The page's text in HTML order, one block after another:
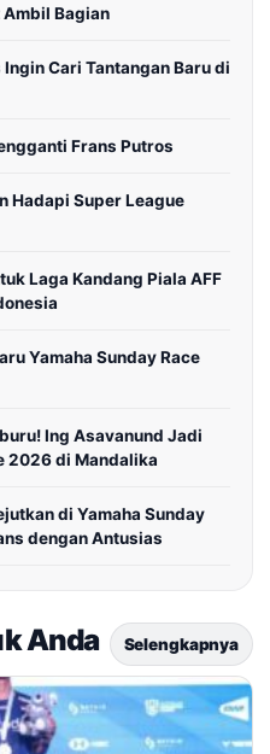
Bagian
Cari Tantangan Baru di
Frans Putros
Hadapi Super League
Laga Kandang Piala AFF
Yamaha Sunday Race
Ing Asavanund Jadi
2026 di Mandalika
di Yamaha Sunday
dengan Antusias
Anda Selengkapnya